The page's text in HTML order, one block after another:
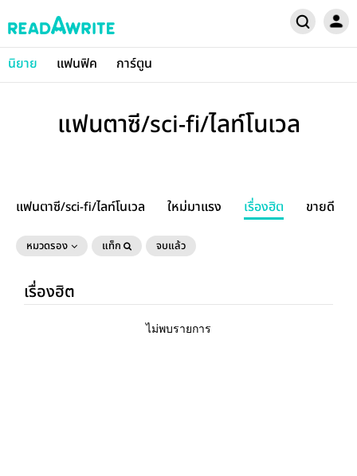
นิยาย แฟนฟิค การ์ตูน
แฟนตาซี/sci-fi/ไลท์โนเวล
แฟนตาซี/sci-fi/ไลท์โนเวล ใหม่มาแรง เรื่องฮิต ขายดี
หมวดรอง แท็ก จบแล้ว
เรื่องฮิต
ไม่พบรายการ